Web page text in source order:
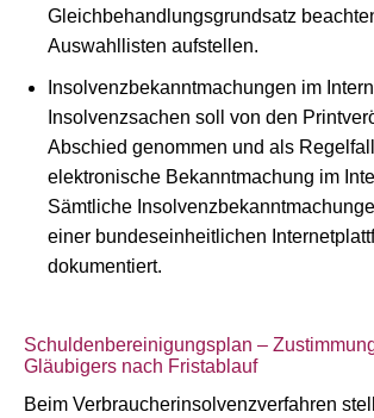
Gleichbehandlungsgrundsatz
Auswahllisten aufstellen.
Insolvenzbekanntmachungen im
Insolvenzsachen soll von den
Abschied genommen und als
elektronische Bekanntmachung im
Sämtliche
einer bundeseinheitlichen
dokumentiert.
Schuldenbereinigungsplan –
Gläubigers nach Fristablauf
Beim Verbraucherinsolvenzverfahren